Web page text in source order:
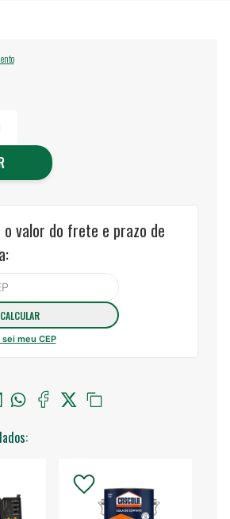
o valor do frete e prazo de
sei meu CEP